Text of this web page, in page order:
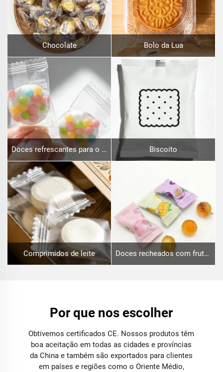
Chocolate Bolo da Lua
Doces refrescantes para o hálito Biscoito
Comprimidos de leite Doces recheados com frutas
Por que nos escolher
Obtivemos certificados CE. Nossos produtos têm
boa aceitação em todas as cidades e províncias
da China e também são exportados para clientes
em países e regiões como o Oriente Médio,